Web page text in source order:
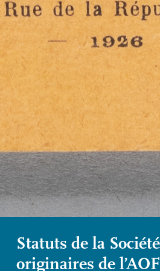
Statuts de la
originaires de l’AOF